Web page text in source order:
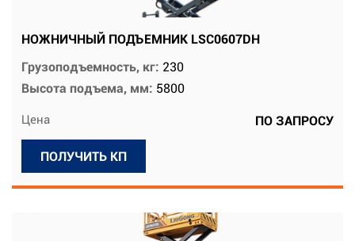
НОЖНИЧНЫЙ ПОДЪЕМНИК LSC0607DH
Грузоподъемность, кг: 230
Высота подъема, мм: 5800
Цена ПО ЗАПРОСУ
ПОЛУЧИТЬ КП